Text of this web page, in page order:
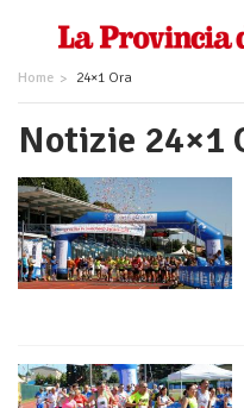
Home 24×1 Ora
Notizie 24×1